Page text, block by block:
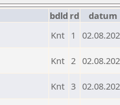
bdld rd
datum
Knt 1
Knt 2
Knt 3